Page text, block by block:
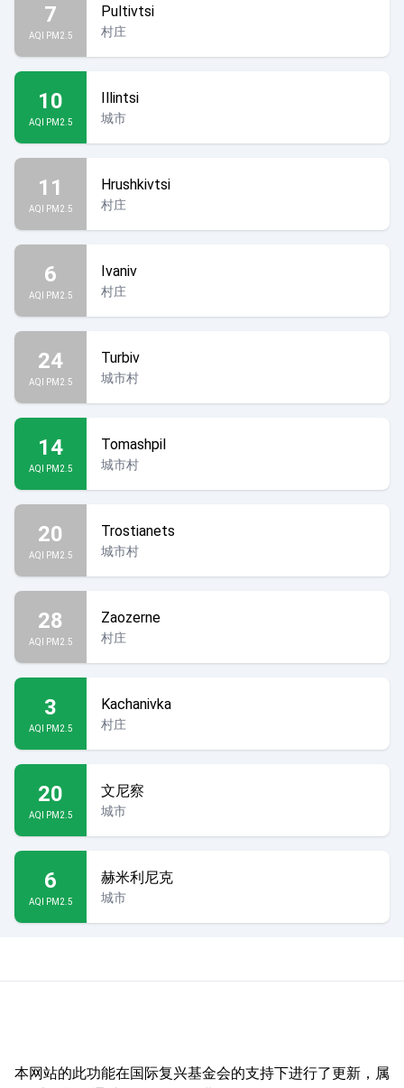
7
AQI PM2.5
Pultivtsi
村庄
10
AQI PM2.5
Illintsi
城市
11
AQI PM2.5
Hrushkivtsi
村庄
6
AQI PM2.5
Ivaniv
村庄
24
AQI PM2.5
Turbiv
城市村
14
AQI PM2.5
Tomashpil
城市村
20
AQI PM2.5
Trostianets
城市村
28
AQI PM2.5
Zaozerne
村庄
3
AQI PM2.5
Kachanivka
村庄
20
AQI PM2.5
文尼察
城市
6
AQI PM2.5
赫米利尼克
城市
本网站的此功能在国际复兴基金会的支持下进行了更新，属